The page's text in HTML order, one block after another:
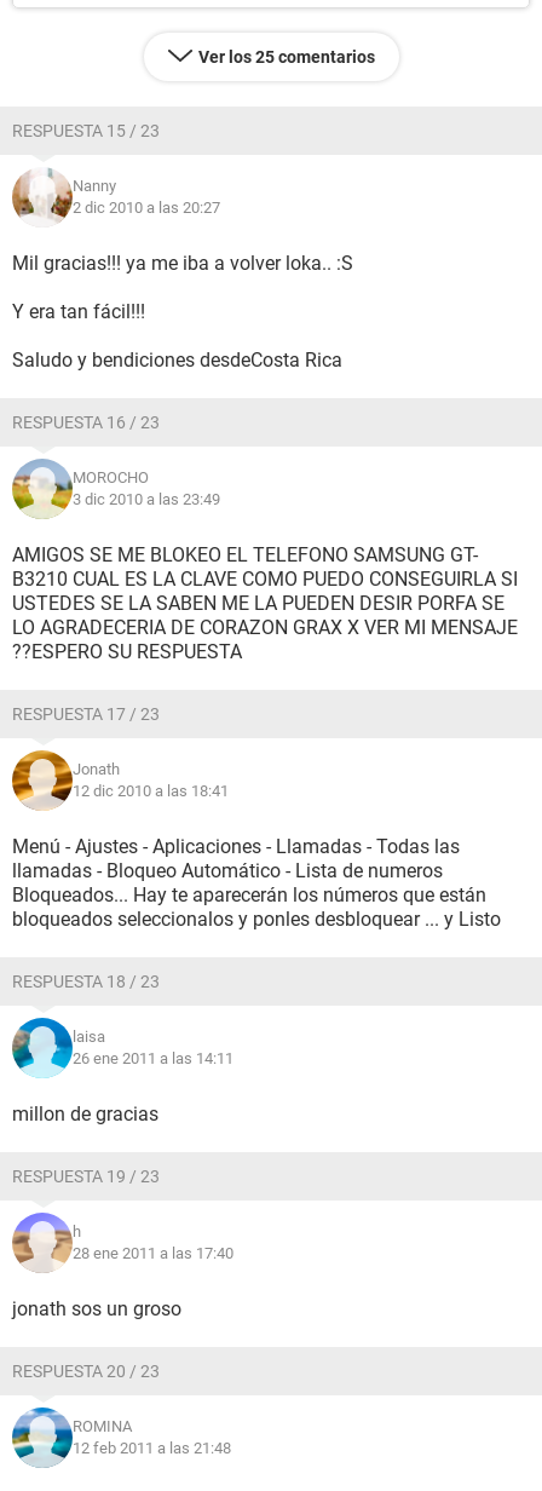
Ver los 25 comentarios
RESPUESTA 15 / 23
Nanny
2 dic 2010 a las 20:27
Mil gracias!!! ya me iba a volver loka.. :S
Y era tan fácil!!!
Saludo y bendiciones desdeCosta Rica
RESPUESTA 16 / 23
MOROCHO
3 dic 2010 a las 23:49
AMIGOS SE ME BLOKEO EL TELEFONO SAMSUNG GT-
B3210 CUAL ES LA CLAVE COMO PUEDO CONSEGUIRLA SI
USTEDES SE LA SABEN ME LA PUEDEN DESIR PORFA SE
LO AGRADECERIA DE CORAZON GRAX X VER MI MENSAJE
??ESPERO SU RESPUESTA
RESPUESTA 17 / 23
Jonath
12 dic 2010 a las 18:41
Menú - Ajustes - Aplicaciones - Llamadas - Todas las
llamadas - Bloqueo Automático - Lista de numeros
Bloqueados... Hay te aparecerán los números que están
bloqueados seleccionalos y ponles desbloquear ... y Listo
RESPUESTA 18 / 23
laisa
26 ene 2011 a las 14:11
millon de gracias
RESPUESTA 19 / 23
h
28 ene 2011 a las 17:40
jonath sos un groso
RESPUESTA 20 / 23
ROMINA
12 feb 2011 a las 21:48